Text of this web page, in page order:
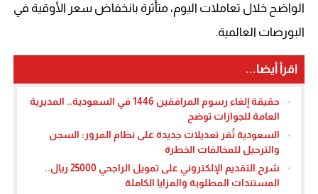
الواضح خلال تعاملات اليوم، متأثرة بانخفاض سعر الأوقية في
البورصات العالمية.
اقرأ أيضا...
حقيقة إلغاء رسوم المرافقين 1446 في السعودية.. المديرية
العامة للجوازات توضح
السعودية تُقر تعديلات جديدة على نظام المرور: السجن
والترحيل للمخالفات الخطرة
شرح التقديم الإلكتروني على تمويل الراجحي 25000 ريال..
المستندات المطلوبة والمزايا الكاملة